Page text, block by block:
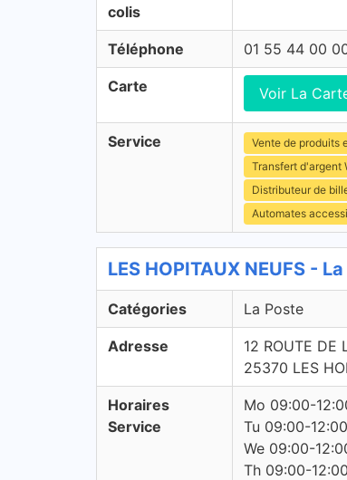
colis
Téléphone 01 55 44 00
Carte Voir La
Service Vente de produits
Transfert d'argent
Distributeur de
Automates
LES HOPITAUX NEUFS -
Catégories La Poste
Adresse
12 ROUTE DE
25370 LES
Horaires
Service
Mo 09:00-
Tu 09:00-
We 09:00-
Th 09:00-